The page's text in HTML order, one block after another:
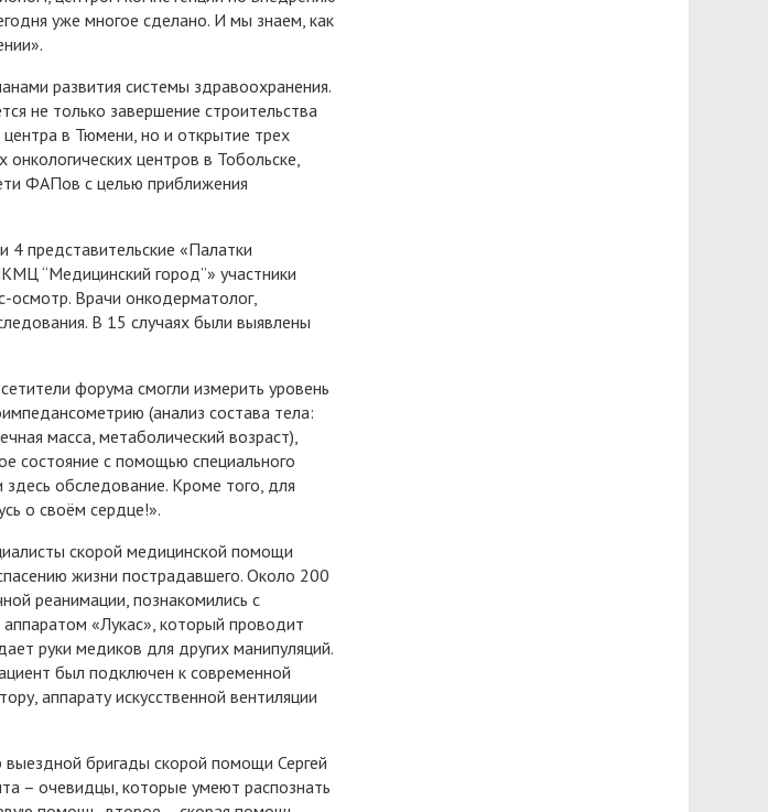
уже многое сделано. И мы знаем, как
развития системы здравоохранения.
не только завершение строительства
центра в Тюмени, но и открытие трех
центров в Тобольске,
ФАПов с целью приближения
представительские «Палатки
“Медицинский город”» участники
осмотр. Врачи онкодерматолог,
В 15 случаях были выявлены
форума смогли измерить уровень
(анализ состава тела:
масса, метаболический возраст),
состояние с помощью специального
обследование. Кроме того, для
о своём сердце!».
скорой медицинской помощи
жизни пострадавшего. Около 200
реанимации, познакомились с
«Лукас», который проводит
руки медиков для других манипуляций.
был подключен к современной
аппарату искусственной вентиляции
бригады скорой помощи Сергей
– очевидцы, которые умеют распознать